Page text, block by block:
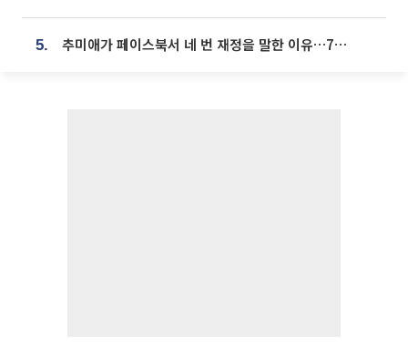
5. 추미애가 페이스북서 네 번 재정을 말한 이유…7700억 추경 열쇠는 도의회에